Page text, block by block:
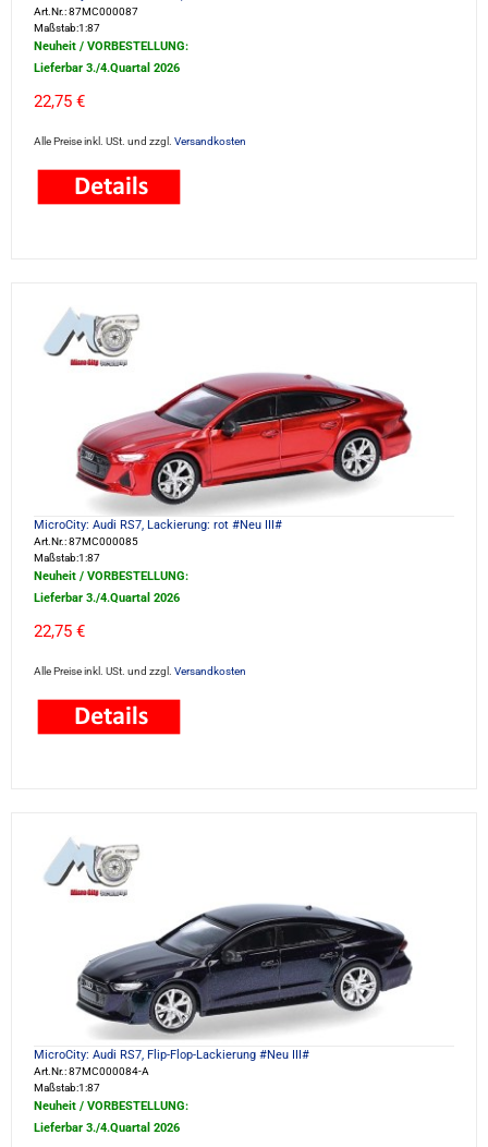
Art.Nr.: 87MC000087
Maßstab:1:87
Neuheit / VORBESTELLUNG:
Lieferbar 3./4.Quartal 2026
22,75 €
Alle Preise inkl. USt. und zzgl. Versandkosten
MicroCity: Audi RS7, Lackierung: rot #Neu III#
Art.Nr.: 87MC000085
Maßstab:1:87
Neuheit / VORBESTELLUNG:
Lieferbar 3./4.Quartal 2026
22,75 €
Alle Preise inkl. USt. und zzgl. Versandkosten
MicroCity: Audi RS7, Flip-Flop-Lackierung #Neu III#
Art.Nr.: 87MC000084-A
Maßstab:1:87
Neuheit / VORBESTELLUNG:
Lieferbar 3./4.Quartal 2026